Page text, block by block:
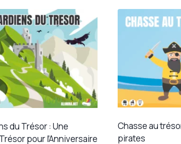
du Trésor : Une
pour l’Anniversaire
Chasse au
pirates